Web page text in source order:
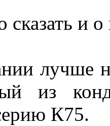
и
лучше
из
К75.